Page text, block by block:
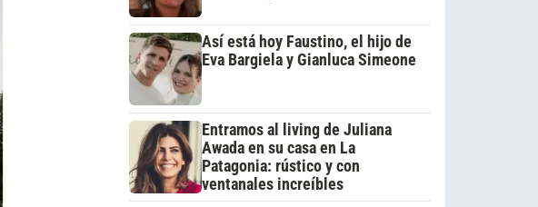
Así está hoy Faustino, el hijo de
Eva Bargiela y Gianluca Simeone
Entramos al living de Juliana
Awada en su casa en La
Patagonia: rústico y con
ventanales increíbles